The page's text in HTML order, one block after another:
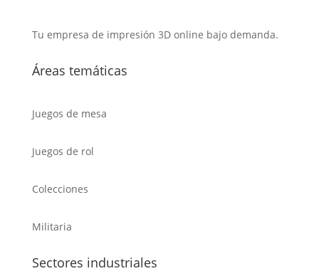
Tu empresa de impresión 3D online bajo demanda.
Áreas temáticas
Juegos de mesa
Juegos de rol
Colecciones
Militaria
Sectores industriales